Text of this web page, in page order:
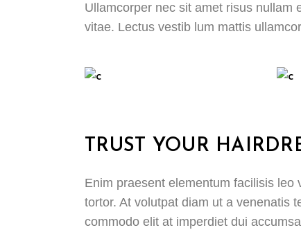
Ullamcorper nec sit amet risus nullam
vitae. Lectus vestib lum mattis
TRUST YOUR
Enim praesent elementum facilisis
tortor. At volutpat diam ut a venenatis
commodo elit at imperdiet dui